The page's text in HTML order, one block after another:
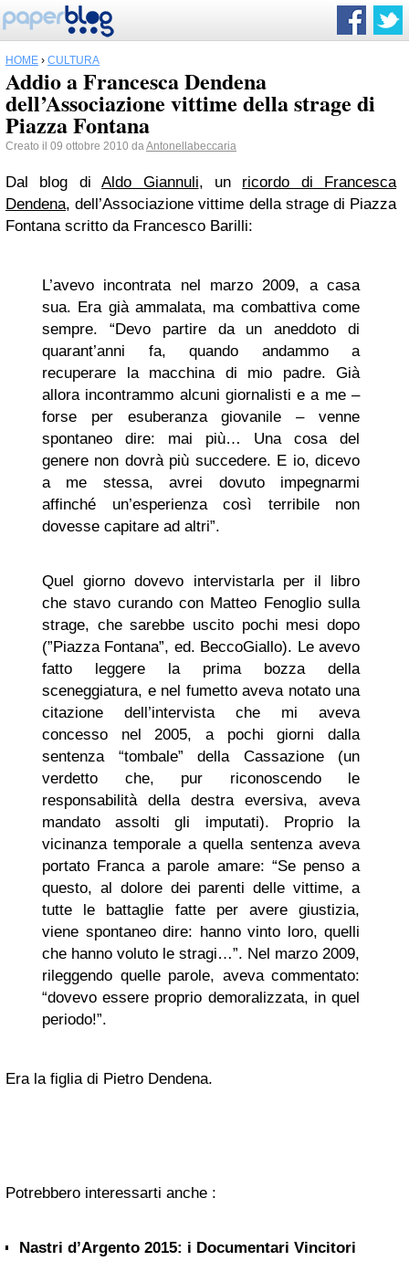
HOME › CULTURA
Addio a Francesca Dendena
dell’Associazione vittime della strage di
Piazza Fontana
Creato il 09 ottobre 2010 daAntonellabeccaria
Dal blog diAldo Giannuli, un ricordo di Francesca
Dendena, dell’Associazione vittime della strage di Piazza
Fontana scritto da Francesco Barilli:
L’avevo incontrata nel marzo 2009, a casa
sua. Era già ammalata, ma combattiva come
sempre. “Devo partire da un aneddoto di
quarant’anni fa, quando andammo a
recuperare la macchina di mio padre. Già
allora incontrammo alcuni giornalisti e a me –
forse per esuberanza giovanile – venne
spontaneo dire: mai più… Una cosa del
genere non dovrà più succedere. E io, dicevo
a me stessa, avrei dovuto impegnarmi
affinché un’esperienza così terribile non
dovesse capitare ad altri”.
Quel giorno dovevo intervistarla per il libro
che stavo curando con Matteo Fenoglio sulla
strage, che sarebbe uscito pochi mesi dopo
(”Piazza Fontana”, ed. BeccoGiallo). Le avevo
fatto leggere la prima bozza della
sceneggiatura, e nel fumetto aveva notato una
citazione dell’intervista che mi aveva
concesso nel 2005, a pochi giorni dalla
sentenza “tombale” della Cassazione (un
verdetto che, pur riconoscendo le
responsabilità della destra eversiva, aveva
mandato assolti gli imputati). Proprio la
vicinanza temporale a quella sentenza aveva
portato Franca a parole amare: “Se penso a
questo, al dolore dei parenti delle vittime, a
tutte le battaglie fatte per avere giustizia,
viene spontaneo dire: hanno vinto loro, quelli
che hanno voluto le stragi…”. Nel marzo 2009,
rileggendo quelle parole, aveva commentato:
“dovevo essere proprio demoralizzata, in quel
periodo!”.
Era la figlia di Pietro Dendena.
Potrebbero interessarti anche :
Nastri d’Argento 2015: i Documentari Vincitori